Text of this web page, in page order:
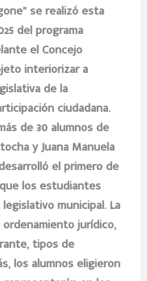
se realizó esta
del programa
el Concejo
interiorizar a
de la
ciudadana.
de 30 alumnos de
y Juana Manuela
el primero de
los estudiantes
municipal. La
jurídico,
tipos de
los alumnos eligieron